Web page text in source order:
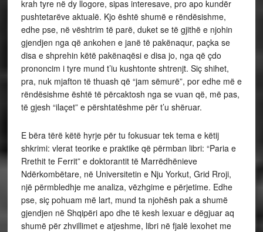
krah tyre në dy llogore, sipas interesave, pro apo kundër
pushtetarëve aktualë. Kjo është shumë e rëndësishme,
edhe pse, në vështrim të parë, duket se të gjithë e njohin
gjendjen nga që ankohen e janë të pakënaqur, paçka se
disa e shprehin këtë pakënaqësi e disa jo, nga që çdo
prononcim i tyre mund t’iu kushtonte shtrenjt. Siç shihet,
pra, nuk mjafton të thuash që “jam sëmurë”, por edhe më e
rëndësishme është të përcaktosh nga se vuan që, më pas,
të gjesh “ilaçet” e përshtatëshme për t’u shëruar.
E bëra tërë këtë hyrje për tu fokusuar tek tema e këtij
shkrimi: vlerat teorike e praktike që përmban libri: “Paria e
Rrethit te Ferrit” e doktorantit të Marrëdhënieve
Ndërkombëtare, në Universitetin e Nju Yorkut, Grid Rroji,
një përmbledhje me analiza, vëzhgime e përjetime. Edhe
pse, siç pohuam më lart, mund ta njohësh pak a shumë
gjendjen në Shqipëri apo dhe të kesh lexuar e dëgjuar aq
shumë për zhvillimet e atjeshme, libri në fjalë lexohet me